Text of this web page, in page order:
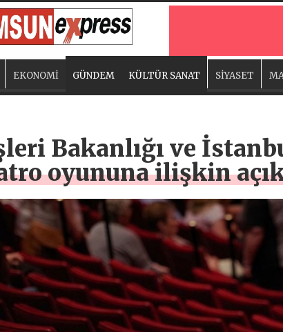
EKONOMİ GÜNDEM KÜLTÜR SANAT SİYASET
Bakanlığı ve
oyununa ilişkin